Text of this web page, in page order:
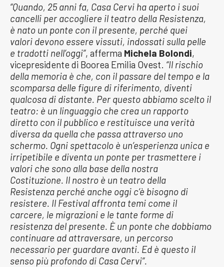
“Quando, 25 anni fa, Casa Cervi ha aperto i suoi
cancelli per accogliere il teatro della Resistenza,
è nato un ponte con il presente, perché quei
valori devono essere vissuti, indossati sulla pelle
e tradotti nell’oggi”, afferma Michela Bolondi,
vicepresidente di Boorea Emilia Ovest. “Il rischio
della memoria è che, con il passare del tempo e la
scomparsa delle figure di riferimento, diventi
qualcosa di distante. Per questo abbiamo scelto il
teatro: è un linguaggio che crea un rapporto
diretto con il pubblico e restituisce una verità
diversa da quella che passa attraverso uno
schermo. Ogni spettacolo è un’esperienza unica e
irripetibile e diventa un ponte per trasmettere i
valori che sono alla base della nostra
Costituzione. Il nostro è un teatro della
Resistenza perché anche oggi c’è bisogno di
resistere. Il Festival affronta temi come il
carcere, le migrazioni e le tante forme di
resistenza del presente. È un ponte che dobbiamo
continuare ad attraversare, un percorso
necessario per guardare avanti. Ed è questo il
senso più profondo di Casa Cervi”.